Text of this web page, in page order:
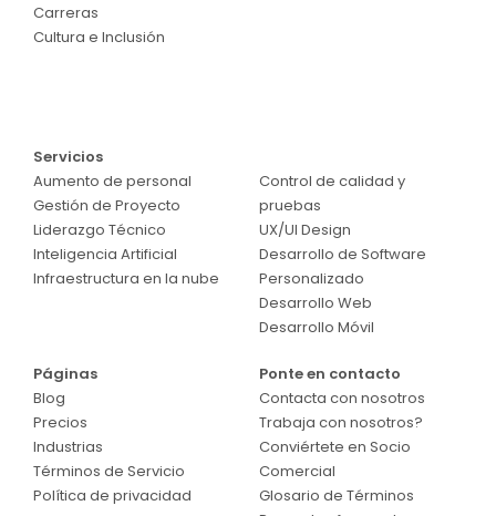
Carreras
Cultura e Inclusión
Servicios
Aumento de personal
Gestión de Proyecto
Liderazgo Técnico
Inteligencia Artificial
Infraestructura en la nube
Control de calidad y
pruebas
UX/UI Design
Desarrollo de Software
Personalizado
Desarrollo Web
Desarrollo Móvil
Páginas
Blog
Precios
Industrias
Términos de Servicio
Política de privacidad
Ponte en contacto
Contacta con nosotros
Trabaja con nosotros?
Conviértete en Socio
Comercial
Glosario de Términos